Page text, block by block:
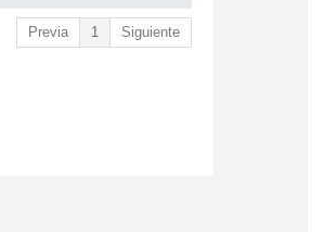
Previa 1 Siguiente